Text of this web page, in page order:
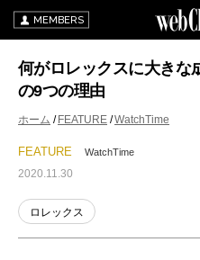
MEMBERS
何がロレックスに大きな
の9つの理由
ホーム FEATURE WatchTime
FEATURE WatchTime
2020.11.30
ロレックス